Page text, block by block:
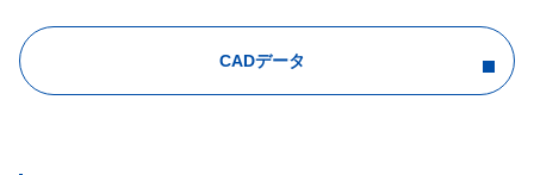
CADデータ